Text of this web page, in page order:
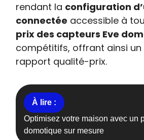
rendant la configuration
connectée accessible à
prix des capteurs Eve
compétitifs, offrant ainsi un
rapport qualité-prix.
Optimisez votre maison avec un
domotique sur mesure